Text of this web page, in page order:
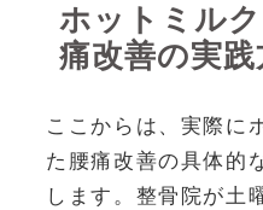
ホットミル
痛改善の実践
ここからは、実際に
た腰痛改善の具体的
します。整骨院が土